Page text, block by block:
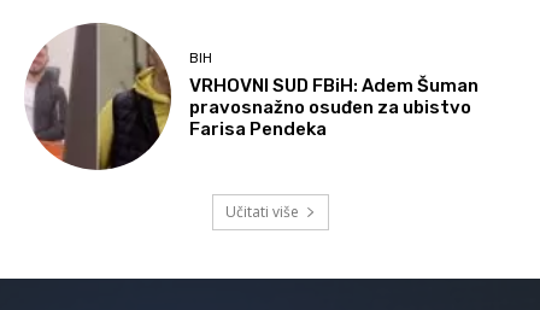
BIH
VRHOVNI SUD FBiH: Adem Šuman
pravosnažno osuđen za ubistvo
Farisa Pendeka
Učitati više